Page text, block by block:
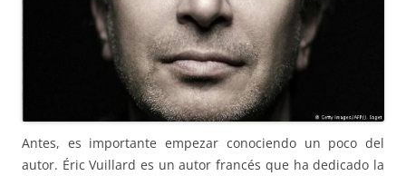
Antes, es importante empezar conociendo un poco del
autor. Éric Vuillard es un autor francés que ha dedicado la